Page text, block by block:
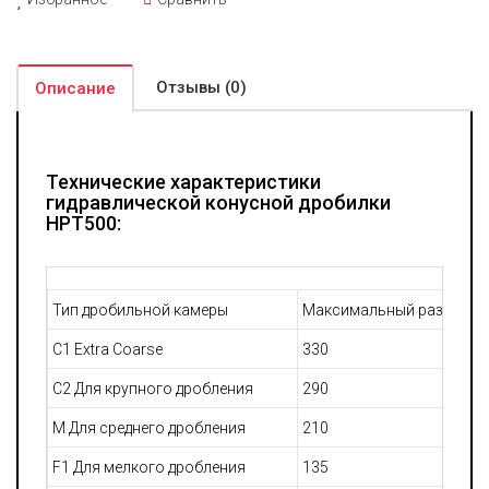
Описание Отзывы (0)
Технические характеристики
гидравлической конусной дробилки
HPT500:
Тип дробильной камеры Максимальный размер
C1 Extra Coarse 330
C2 Для крупного дробления 290
M Для среднего дробления 210
F1 Для мелкого дробления 135